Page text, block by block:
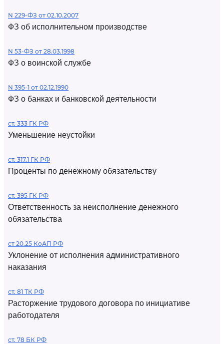
N 229-ФЗ от 02.10.2007
ФЗ об исполнительном производстве
N 53-ФЗ от 28.03.1998
ФЗ о воинской службе
N 395-1 от 02.12.1990
ФЗ о банках и банковской деятельности
ст. 333 ГК РФ
Уменьшение неустойки
ст. 317.1 ГК РФ
Проценты по денежному обязательству
ст. 395 ГК РФ
Ответственность за неисполнение денежного
обязательства
ст 20.25 КоАП РФ
Уклонение от исполнения административного
наказания
ст. 81 ТК РФ
Расторжение трудового договора по инициативе
работодателя
ст. 78 БК РФ